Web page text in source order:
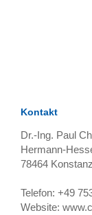
Kontakt
Dr.-Ing. Paul
Hermann-
78464
Telefon: +49
Website: